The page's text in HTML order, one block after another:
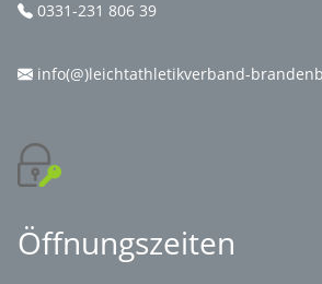
0331-231 806 39
info(@)leichtathletikverband-
Öffnungszeiten